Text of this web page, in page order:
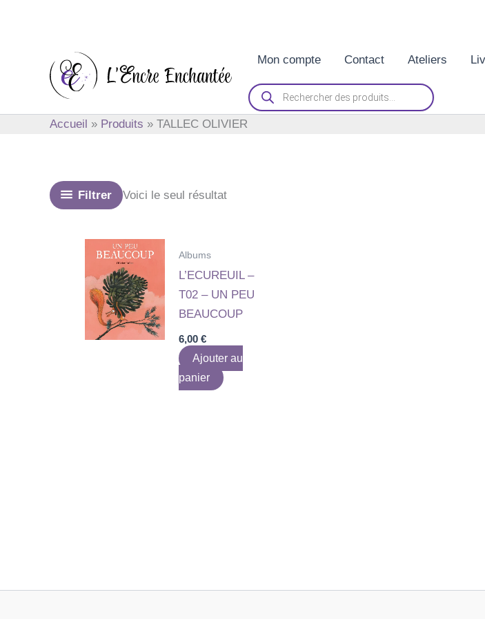
Mon compte Contact Ateliers
Recherche
de
produits
Accueil Produits TALLEC OLIVIER
Filtrer Voici le seul résultat
Albums
L’ECUREUIL –
T02 – UN PEU
BEAUCOUP
6,00€
Ajouter au
panier